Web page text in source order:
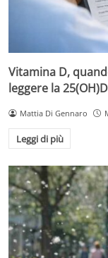
Vitamina D,
leggere la
Mattia Di Gennaro
Leggi di più